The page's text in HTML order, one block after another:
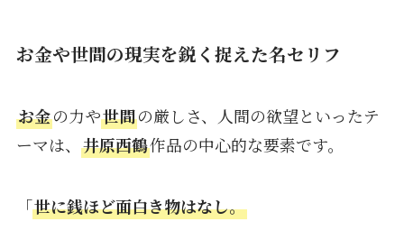
お金や世間の現実を鋭く捉えた名セリフ
お金の力や世間の厳しさ、人間の欲望といったテ
ーマは、 井原西鶴作品の中心的な要素です。
「世に銭ほど面白き物はなし。